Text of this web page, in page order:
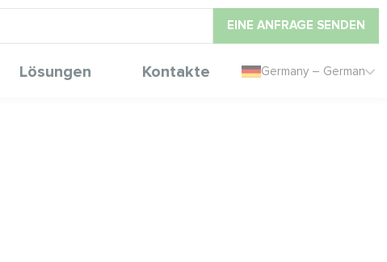
EINE ANFRAGE SENDEN
Lösungen Kontakte Germany – German